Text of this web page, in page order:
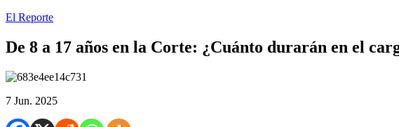
El Reporte
De 8 a 17 años en la Corte: ¿Cuánto durarán en el
7 Jun. 2025